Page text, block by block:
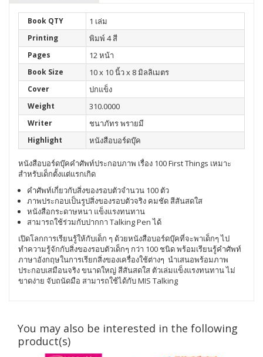
Book QTY 1 เล่ม
Printing พิมพ์ 4 สี
Pages 12 หน้า
Book Size 10 x 10 นิ้ว x 8 มิลลิเมตร
Cover ปกแข็ง
Weight 310.0000
Writer ชนาภัทร พรายมี
Highlight หนังสือบอร์ดบุ๊ค
หนังสือบอร์ดบุ๊คคำศัพท์ประกอบภาพ เรื่อง 100 First Things เหมาะ
สำหรับเด็กตั้งแต่แรกเกิด
คำศัพท์เกี่ยวกับสิ่งของรอบตัวจำนวน 100 ตัว
ภาพประกอบเป็นรูปสิ่งของรอบตัวจริง คมชัด สีสันสดใส
หนังสือกระดาษหนา แข็งแรงทนทาน
สามารถใช้ร่วมกับปากกา Talking Pen ได้
เปิดโลกการเรียนรู้ให้กับเด็ก ๆ ด้วยหนังสือบอร์ดบุ๊คที่จะพาเด็กๆ ไป
ทำความรู้จักกับสิ่งของรอบตัวเด็กๆ กว่า 100 ชนิด พร้อมเรียนรู้คำศัพท์
ภาษาอังกฤษในการเรียกสิ่งของเครื่องใช้ต่างๆ นำเสนอพร้อมภาพ
ประกอบเสมือนจริง ขนาดใหญ่ สีสันสดใส ตัวเล่มแข็งแรงทนทาน ไม่
ขาดง่าย จับถนัดมือ สามารถใช้ได้กับ MIS Talking
You may also be interested in the following
product(s)